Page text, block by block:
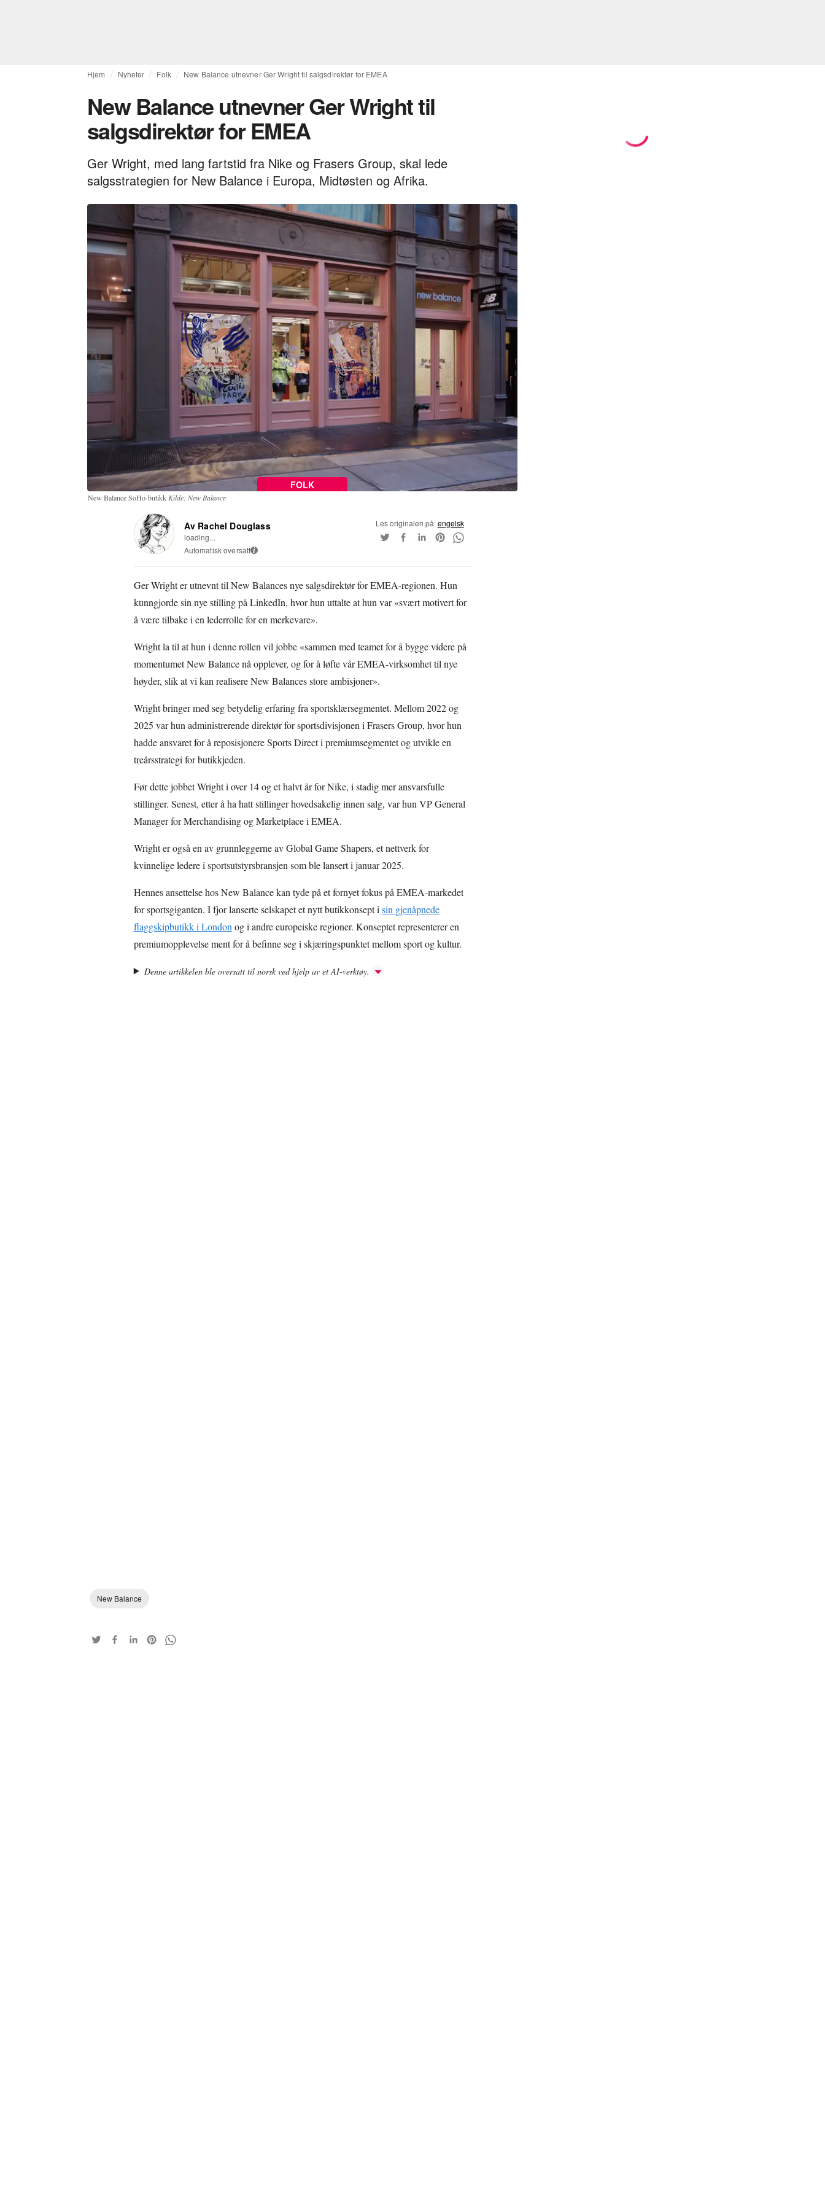
Hjem Nyheter Folk New Balance utnevner Ger Wright til salgsdirektør for EMEA
New Balance utnevner Ger Wright til
salgsdirektør for EMEA
Ger Wright, med lang fartstid fra Nike og Frasers Group, skal lede
salgsstrategien for New Balance i Europa, Midtøsten og Afrika.
FOLK
New Balance SoHo-butikk Kilde: New Balance
Av Rachel Douglass
loading...
Automatisk oversatt i
Les originalen på:engelsk
Ger Wright er utnevnt til New Balances nye salgsdirektør for EMEA-regionen. Hun
kunngjorde sin nye stilling på LinkedIn, hvor hun uttalte at hun var «svært motivert for
å være tilbake i en lederrolle for en merkevare».
Wright la til at hun i denne rollen vil jobbe «sammen med teamet for å bygge videre på
momentumet New Balance nå opplever, og for å løfte vår EMEA-virksomhet til nye
høyder, slik at vi kan realisere New Balances store ambisjoner».
Wright bringer med seg betydelig erfaring fra sportsklærsegmentet. Mellom 2022 og
2025 var hun administrerende direktør for sportsdivisjonen i Frasers Group, hvor hun
hadde ansvaret for å reposisjonere Sports Direct i premiumsegmentet og utvikle en
treårsstrategi for butikkjeden.
Før dette jobbet Wright i over 14 og et halvt år for Nike, i stadig mer ansvarsfulle
stillinger. Senest, etter å ha hatt stillinger hovedsakelig innen salg, var hun VP General
Manager for Merchandising og Marketplace i EMEA.
Wright er også en av grunnleggerne av Global Game Shapers, et nettverk for
kvinnelige ledere i sportsutstyrsbransjen som ble lansert i januar 2025.
Hennes ansettelse hos New Balance kan tyde på et fornyet fokus på EMEA-markedet
for sportsgiganten. I fjor lanserte selskapet et nytt butikkonsept i sin gjenåpnede
flaggskipbutikk i London og i andre europeiske regioner. Konseptet representerer en
premiumopplevelse ment for å befinne seg i skjæringspunktet mellom sport og kultur.
Denne artikkelen ble oversatt til norsk ved hjelp av et AI-verktøy.
New Balance